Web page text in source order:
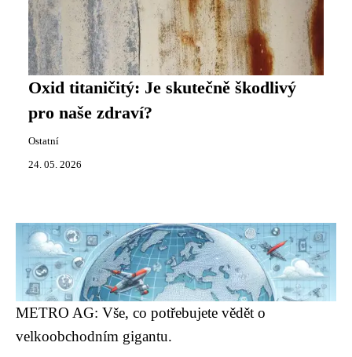
Oxid titaničitý: Je skutečně škodlivý
pro naše zdraví?
Ostatní
24. 05. 2026
METRO AG: Vše, co potřebujete vědět o
velkoobchodním gigantu.